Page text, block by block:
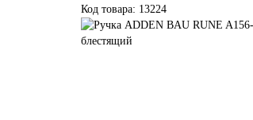
Код товара: 13224